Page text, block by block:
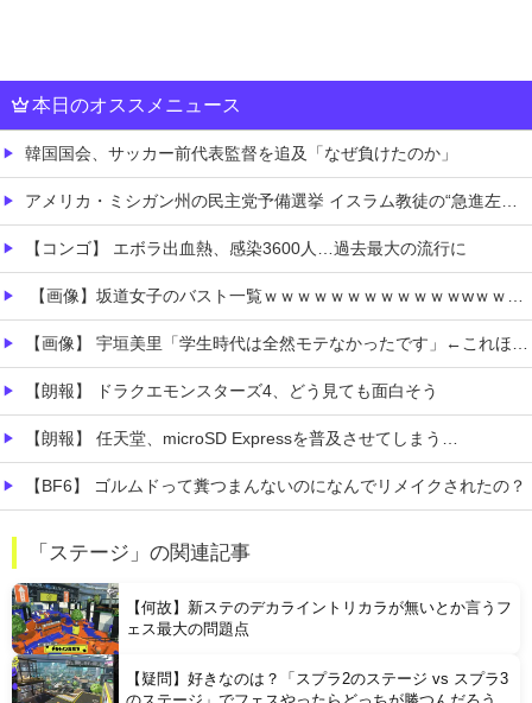
本日のオススメニュース
韓国国会、サッカー前代表監督を追及「なぜ負けたのか」
アメリカ・ミシガン州の民主党予備選挙 イスラム教徒の“急進左派”候補が勝利確実に⋯トランプ氏は批判
【コンゴ】 エボラ出血熱、感染3600人…過去最大の流行に
【画像】坂道女子のバスト一覧ｗｗｗｗｗｗｗｗｗｗｗｗwｗｗｗｗ
【画像】 宇垣美里「学生時代は全然モテなかったです」←これほんまかぁ？w w w w w w w w
【朗報】 ドラクエモンスターズ4、どう見ても面白そう
【朗報】 任天堂、microSD Expressを普及させてしまう…
【BF6】 ゴルムドって糞つまんないのになんでリメイクされたの？
フロム「ナイトレインチーム解散してターニッシュエディション完成させました」←これｗｗｗｗ
「ステージ」の関連記事
【何故】新ステのデカライントリカラが無いとか言うフ
ェス最大の問題点
【疑問】好きなのは？「スプラ2のステージ vs スプラ3